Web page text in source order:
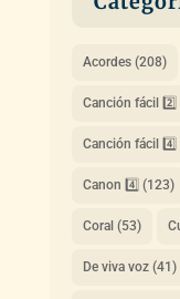
Acordes(208)
Canción fácil 2️⃣
Canción fácil 4️⃣
Canon 4️⃣ (123)
Coral (53)
De viva voz(41)